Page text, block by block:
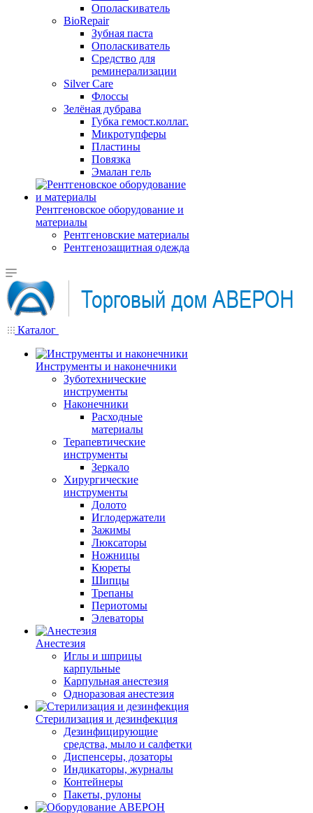
Ополаскиватель
BioRepair
Зубная паста
Ополаскиватель
Средство для
реминерализации
Silver Care
Флоссы
Зелёная дубрава
Губка гемост.коллаг.
Микротупферы
Пластины
Повязка
Эмалан гель
Рентгеновское оборудование и
материалы
Рентгеновские материалы
Рентгенозащитная одежда
Каталог
Инструменты и наконечники
Зуботехнические
инструменты
Наконечники
Расходные
материалы
Терапевтические
инструменты
Зеркало
Хирургические
инструменты
Долото
Иглодержатели
Зажимы
Люксаторы
Ножницы
Кюреты
Шипцы
Трепаны
Периотомы
Элеваторы
Анестезия
Иглы и шприцы
карпульные
Карпульная анестезия
Одноразовая анестезия
Стерилизация и дезинфекция
Дезинфицирующие
средства, мыло и салфетки
Диспенсеры, дозаторы
Индикаторы, журналы
Контейнеры
Пакеты, рулоны